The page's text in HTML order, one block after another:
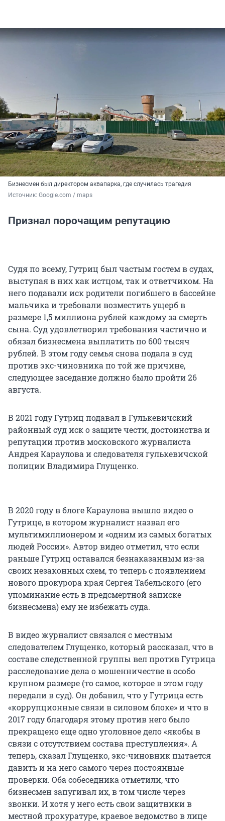
Бизнесмен был директором аквапарка, где случилась трагедия
Источник: Google.com / maps
Признал порочащим репутацию
Судя по всему, Гутриц был частым гостем в судах,
выступая в них как истцом, так и ответчиком. На
него подавали иск родители погибшего в бассейне
мальчика и требовали возместить ущерб в
размере 1,5 миллиона рублей каждому за смерть
сына. Суд удовлетворил требования частично и
обязал бизнесмена выплатить по 600 тысяч
рублей. В этом году семья снова подала в суд
против экс-чиновника по той же причине,
следующее заседание должно было пройти 26
августа.
В 2021 году Гутриц подавал в Гулькевичский
районный суд иск о защите чести, достоинства и
репутации против московского журналиста
Андрея Караулова и следователя гулькевичской
полиции Владимира Глущенко.
В 2020 году в блоге Караулова вышло видео о
Гутрице, в котором журналист назвал его
мультимиллионером и «одним из самых богатых
людей России». Автор видео отметил, что если
раньше Гутриц оставался безнаказанным из-за
своих незаконных схем, то теперь с появлением
нового прокурора края Сергея Табельского (его
упоминание есть в предсмертной записке
бизнесмена) ему не избежать суда.
В видео журналист связался с местным
следователем Глущенко, который рассказал, что в
составе следственной группы вел против Гутрица
расследование дела о мошенничестве в особо
крупном размере (то самое, которое в этом году
передали в суд). Он добавил, что у Гутрица есть
«коррупционные связи в силовом блоке» и что в
2017 году благодаря этому против него было
прекращено еще одно уголовное дело «якобы в
связи с отсутствием состава преступления». А
теперь, сказал Глущенко, экс-чиновник пытается
давить и на него самого через постоянные
проверки. Оба собеседника отметили, что
бизнесмен запугивал их, в том числе через
звонки. И хотя у него есть свои защитники в
местной прокуратуре, краевое ведомство в лице